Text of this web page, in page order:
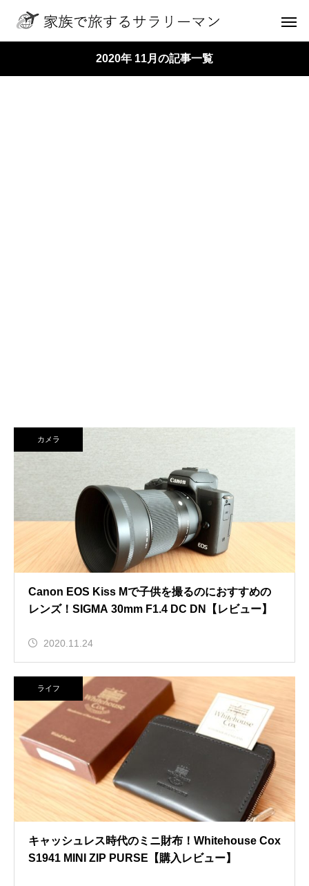
2020年 11月の記事一覧
カメラ
Canon EOS Kiss Mで子供を撮るのにおすすめの
レンズ！SIGMA 30mm F1.4 DC DN【レビュー】
2020.11.24
ライフ
キャッシュレス時代のミニ財布！Whitehouse Cox
S1941 MINI ZIP PURSE【購入レビュー】